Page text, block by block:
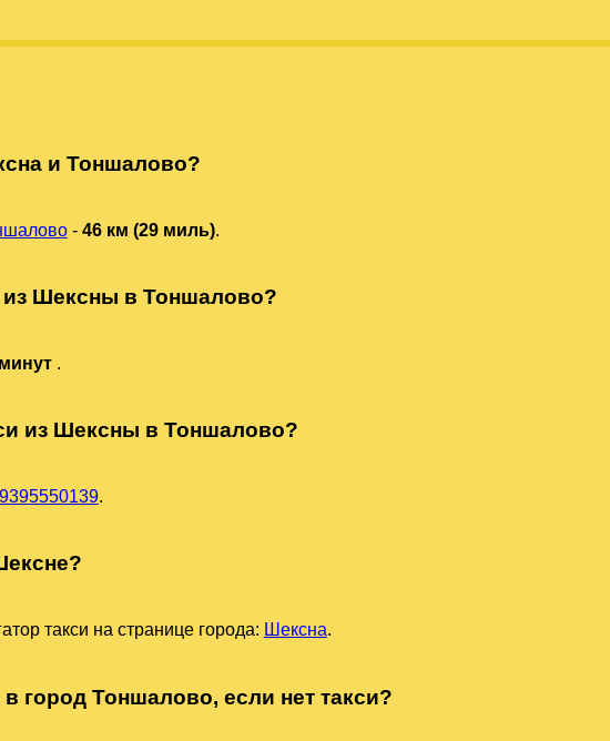
и Тоншалово?
- 46 км (29 миль).
из Шексны в Тоншалово?
.
из Шексны в Тоншалово?
.
такси на странице города: Шексна.
город Тоншалово, если нет такси?